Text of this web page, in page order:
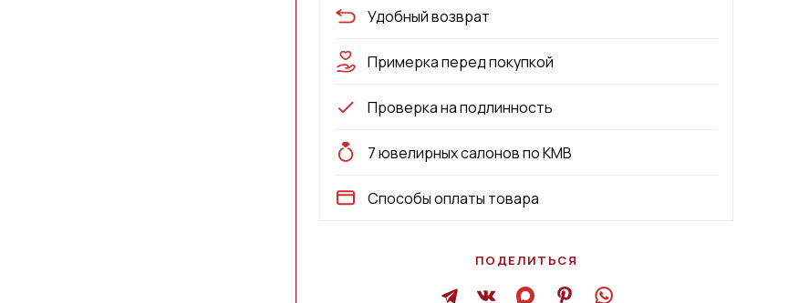
Удобный возврат
Примерка перед покупкой
Проверка на подлинность
7 ювелирных салонов по КМВ
Способы оплаты товара
ПОДЕЛИТЬСЯ